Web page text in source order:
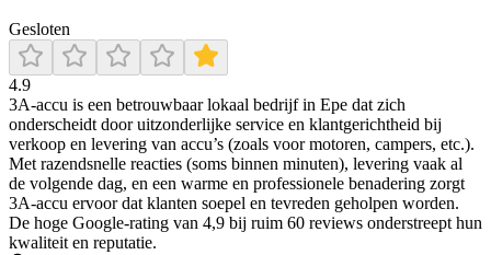
Gesloten
4.9
3A‑accu is een betrouwbaar lokaal bedrijf in Epe dat zich
onderscheidt door uitzonderlijke service en klantgerichtheid bij
verkoop en levering van accu’s (zoals voor motoren, campers, etc.).
Met razendsnelle reacties (soms binnen minuten), levering vaak al
de volgende dag, en een warme en professionele benadering zorgt
3A‑accu ervoor dat klanten soepel en tevreden geholpen worden.
De hoge Google‑rating van 4,9 bij ruim 60 reviews onderstreept hun
kwaliteit en reputatie.